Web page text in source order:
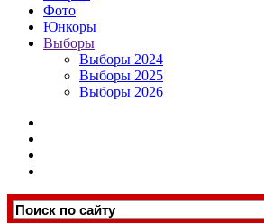
Фото
Юнкоры
Выборы
Выборы 2024
Выборы 2025
Выборы 2026